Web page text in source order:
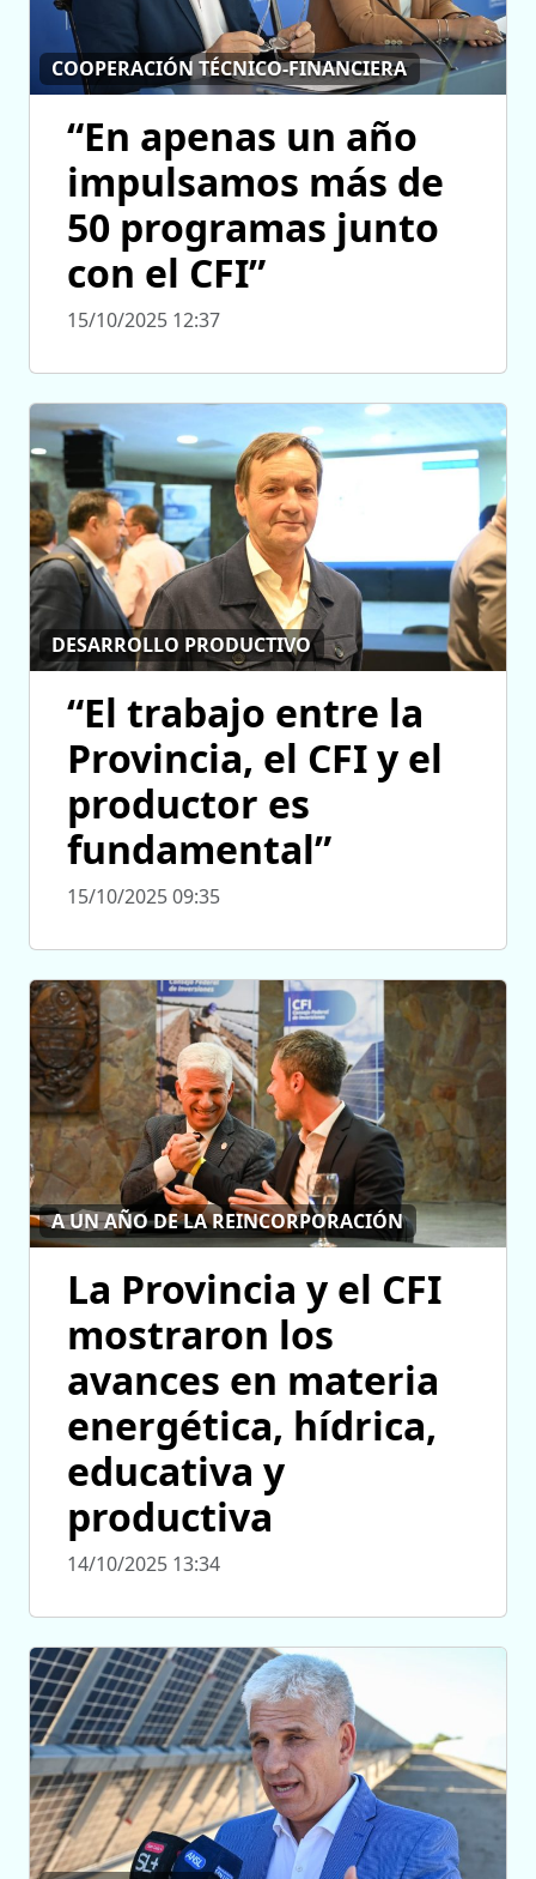
COOPERACIÓN TÉCNICO-FINANCIERA
“En apenas un año
impulsamos más de
50 programas junto
con el CFI”
15/10/2025 12:37
DESARROLLO PRODUCTIVO
“El trabajo entre la
Provincia, el CFI y el
productor es
fundamental”
15/10/2025 09:35
A UN AÑO DE LA REINCORPORACIÓN
La Provincia y el CFI
mostraron los
avances en materia
energética, hídrica,
educativa y
productiva
14/10/2025 13:34